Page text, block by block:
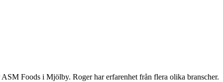
Foods i Mjölby. Roger har erfarenhet från flera olika branscher.